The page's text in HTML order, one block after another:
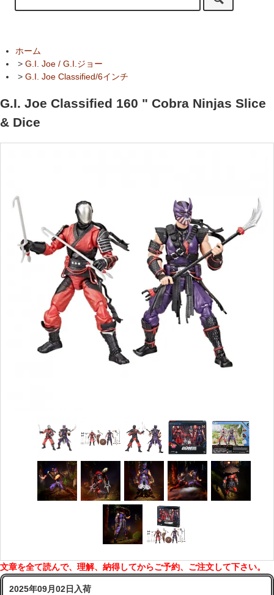
ホーム
> G.I. Joe / G.I.ジョー
> G.I. Joe Classified/6インチ
G.I. Joe Classified 160 " Cobra Ninjas Slice
& Dice
文章を全て読んで、理解、納得してからご予約、ご注文して下さい。
2025年09月02日入荷